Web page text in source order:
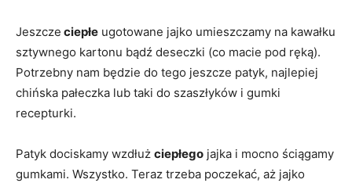
Jeszcze ciepłe ugotowane jajko umieszczamy na kawałku
sztywnego kartonu bądź deseczki (co macie pod ręką).
Potrzebny nam będzie do tego jeszcze patyk, najlepiej
chińska pałeczka lub taki do szaszłyków i gumki
recepturki.
Patyk dociskamy wzdłuż ciepłego jajka i mocno ściągamy
gumkami. Wszystko. Teraz trzeba poczekać, aż jajko